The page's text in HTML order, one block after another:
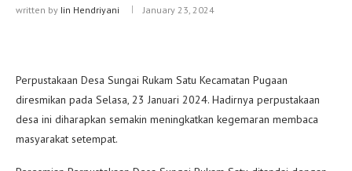
written by Iin Hendriyani January 23, 2024
Perpustakaan Desa Sungai Rukam Satu Kecamatan Pugaan
diresmikan pada Selasa, 23 Januari 2024. Hadirnya perpustakaan
desa ini diharapkan semakin meningkatkan kegemaran membaca
masyarakat setempat.